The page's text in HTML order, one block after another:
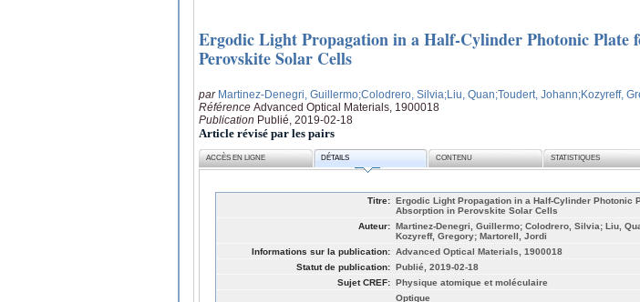
Ergodic Light Propagation in a Half-Cylinder Photonic
Perovskite Solar Cells
par Martinez-Denegri, Guillermo;Colodrero, Silvia;Liu, Quan;Toudert, Johann;Kozyreff,
Référence Advanced Optical Materials, 1900018
Publication Publié, 2019-02-18
Article révisé par les pairs
ACCÈS EN LIGNE DÉTAILS CONTENU STATISTIQUES
Titre: Ergodic Light Propagation in a Half-Cylinder Photonic
Absorption in Perovskite Solar Cells
Auteur: Martinez-Denegri, Guillermo; Colodrero, Silvia; Liu,
Kozyreff, Gregory; Martorell, Jordi
Informations sur la publication: Advanced Optical Materials, 1900018
Statut de publication: Publié, 2019-02-18
Sujet CREF: Physique atomique et moléculaire
Optique